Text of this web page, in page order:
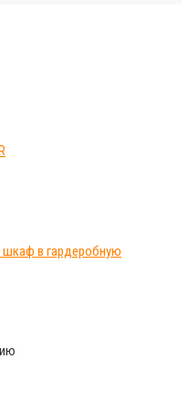
в гардеробную